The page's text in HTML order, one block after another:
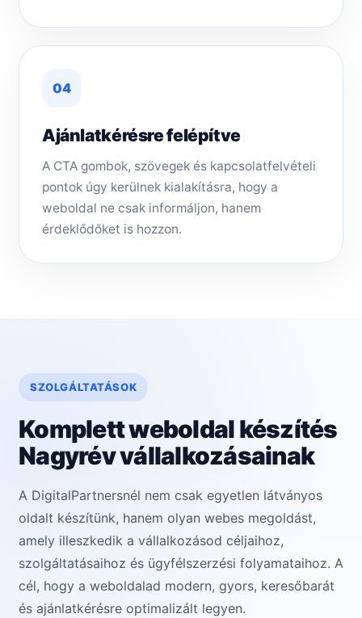
04
Ajánlatkérésre felépítve
A CTA gombok, szövegek és kapcsolatfelvételi
pontok úgy kerülnek kialakításra, hogy a
weboldal ne csak informáljon, hanem
érdeklődőket is hozzon.
SZOLGÁLTATÁSOK
Komplett weboldal készítés
Nagyrév vállalkozásainak
A DigitalPartnersnél nem csak egyetlen látványos
oldalt készítünk, hanem olyan webes megoldást,
amely illeszkedik a vállalkozásod céljaihoz,
szolgáltatásaihoz és ügyfélszerzési folyamataihoz. A
cél, hogy a weboldalad modern, gyors, keresőbarát
és ajánlatkérésre optimalizált legyen.